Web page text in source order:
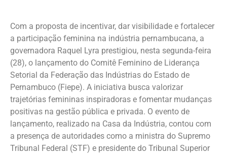
Com a proposta de incentivar, dar visibilidade e fortalecer
a participação feminina na indústria pernambucana, a
governadora Raquel Lyra prestigiou, nesta segunda-feira
(28), o lançamento do Comitê Feminino de Liderança
Setorial da Federação das Indústrias do Estado de
Pernambuco (Fiepe). A iniciativa busca valorizar
trajetórias femininas inspiradoras e fomentar mudanças
positivas na gestão pública e privada. O evento de
lançamento, realizado na Casa da Indústria, contou com
a presença de autoridades como a ministra do Supremo
Tribunal Federal (STF) e presidente do Tribunal Superior